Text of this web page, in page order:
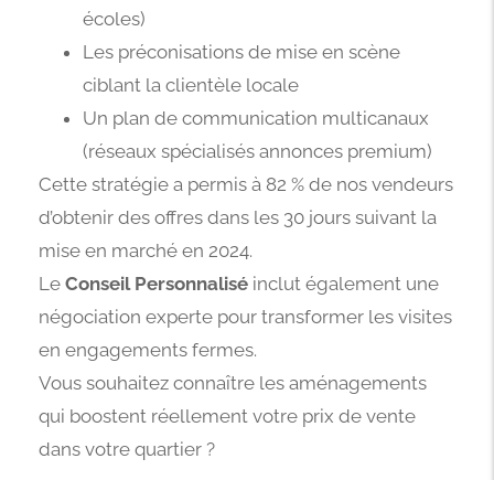
écoles)
Les préconisations de mise en scène
ciblant la clientèle locale
Un plan de communication multicanaux
(réseaux spécialisés annonces premium)
Cette stratégie a permis à 82 % de nos vendeurs
d’obtenir des offres dans les 30 jours suivant la
mise en marché en 2024.
Le Conseil Personnalisé inclut également une
négociation experte pour transformer les visites
en engagements fermes.
Vous souhaitez connaître les aménagements
qui boostent réellement votre prix de vente
dans votre quartier ?